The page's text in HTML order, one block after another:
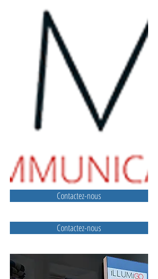
Contactez-nous
Contactez-nous